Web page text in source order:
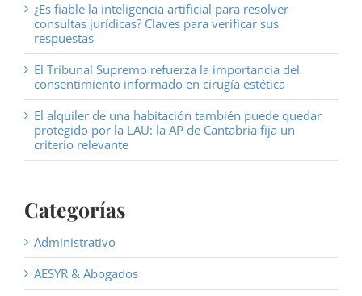
¿Es fiable la inteligencia artificial para resolver
consultas jurídicas? Claves para verificar sus
respuestas
El Tribunal Supremo refuerza la importancia del
consentimiento informado en cirugía estética
El alquiler de una habitación también puede quedar
protegido por la LAU: la AP de Cantabria fija un
criterio relevante
Categorías
Administrativo
AESYR & Abogados